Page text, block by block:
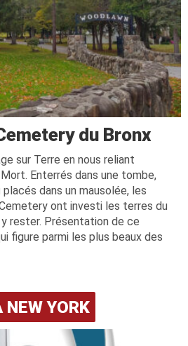
du Bronx
sur Terre en nous reliant
Enterrés dans une tombe,
dans un mausolée, les
ont investi les terres du
rester. Présentation de ce
figure parmi les plus beaux des
YORK